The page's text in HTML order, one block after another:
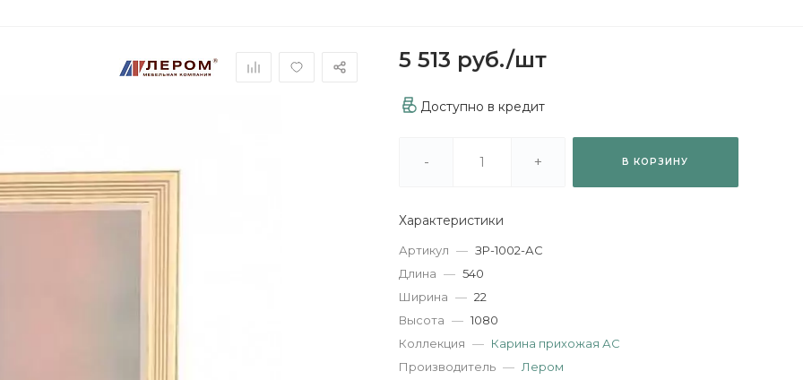
5 513 руб./шт
Доступно в кредит
- + В КОРЗИНУ
Характеристики
Артикул — ЗР-1002-АС
Длина — 540
Ширина — 22
Высота — 1080
Коллекция — Карина прихожая АС
Производитель — Лером